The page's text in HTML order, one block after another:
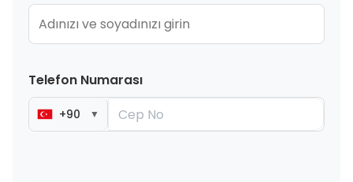
Telefon Numarası
+90 ▼